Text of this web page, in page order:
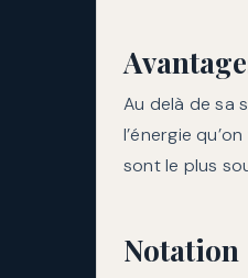
Au delà de sa
l’énergie
sont le plus
Notation